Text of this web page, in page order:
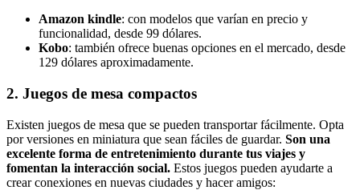
Amazon kindle: con modelos que varían en precio y
funcionalidad, desde 99 dólares.
Kobo: también ofrece buenas opciones en el mercado, desde
129 dólares aproximadamente.
2. Juegos de mesa compactos
Existen juegos de mesa que se pueden transportar fácilmente. Opta
por versiones en miniatura que sean fáciles de guardar. Son una
excelente forma de entretenimiento durante tus viajes y
fomentan la interacción social. Estos juegos pueden ayudarte a
crear conexiones en nuevas ciudades y hacer amigos: